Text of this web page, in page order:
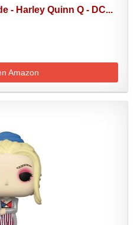
- Harley Quinn Q - DC...
Amazon